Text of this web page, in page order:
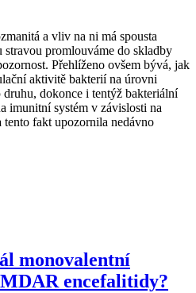
a vliv na ni má spousta
promlouváme do skladby
Přehlíženo ovšem bývá, jak
aktivitě bakterií na úrovni
dokonce i tentýž bakteriální
imunitní systém v závislosti na
fakt upozornila nedávno
monovalentní
encefalitidy?